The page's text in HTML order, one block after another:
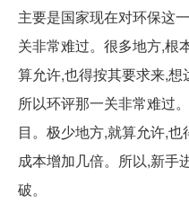
主要是国家现在对环保这
关非常难过。很多地方,根
算允许,也得按其要求来,
所以环评那一关非常难过
目。极少地方,就算允许,
成本增加几倍。所以,新手
破。